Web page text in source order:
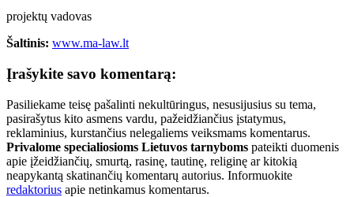
projektų vadovas
Šaltinis: www.ma-law.lt
Įrašykite savo komentarą:
Pasiliekame teisę pašalinti nekultūringus, nesusijusius su tema,
pasirašytus kito asmens vardu, pažeidžiančius įstatymus,
reklaminius, kurstančius nelegaliems veiksmams komentarus.
Privalome specialiosioms Lietuvos tarnyboms pateikti duomenis
apie įžeidžiančių, smurtą, rasinę, tautinę, religinę ar kitokią
neapykantą skatinančių komentarų autorius. Informuokite
redaktorius apie netinkamus komentarus.